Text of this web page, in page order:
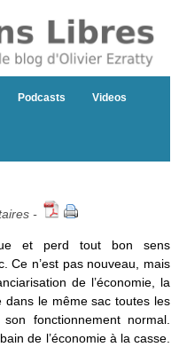
Podcasts Videos
-
et perd tout bon sens
Ce n’est pas nouveau, mais
de l’économie, la
dans le même sac toutes les
fonctionnement normal.
de l’économie à la casse.